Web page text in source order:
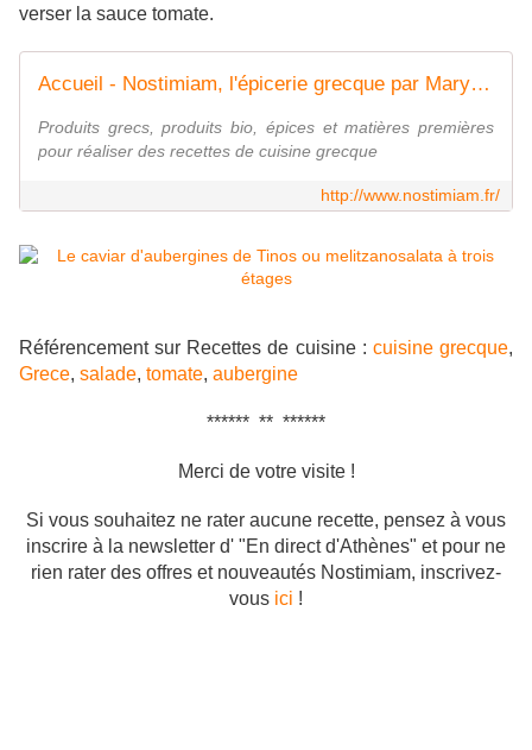
verser la sauce tomate.
Accueil - Nostimiam, l'épicerie grecque par MaryAthenes
Produits grecs, produits bio, épices et matières premières
pour réaliser des recettes de cuisine grecque
http://www.nostimiam.fr/
Référencement sur Recettes de cuisine : cuisine grecque,
Grece, salade, tomate, aubergine
****** ** ******
Merci de votre visite !
Si vous souhaitez ne rater aucune recette, pensez à vous
inscrire à la newsletter d' "En direct d'Athènes" et pour ne
rien rater des offres et nouveautés Nostimiam, inscrivez-
vous ici !